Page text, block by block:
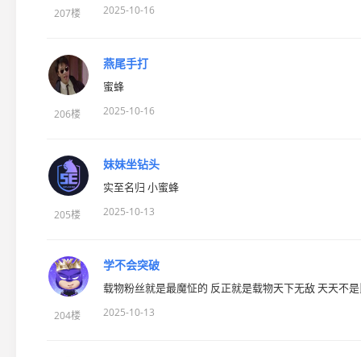
207楼 2025-10-16
206楼
燕尾手打
蜜蜂
2025-10-16
205楼
妹妹坐钻头
实至名归 小蜜蜂
2025-10-13
204楼
学不会突破
载物粉丝就是最魔怔的 反正就是载物天下无敌 天天不
2025-10-13